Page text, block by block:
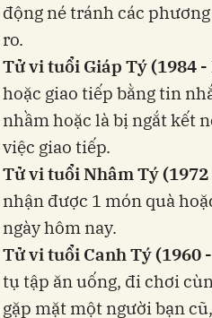
động né tránh các
ro.
Tử vi tuổi Giáp Tý (1984
hoặc giao tiếp bằng tin
nhầm hoặc là bị ngắt kết
việc giao tiếp.
Tử vi tuổi Nhâm Tý (1972
nhận được 1 món quà
ngày hôm nay.
Tử vi tuổi Canh Tý (1960
tụ tập ăn uống, đi chơi
gặp mặt một người bạn